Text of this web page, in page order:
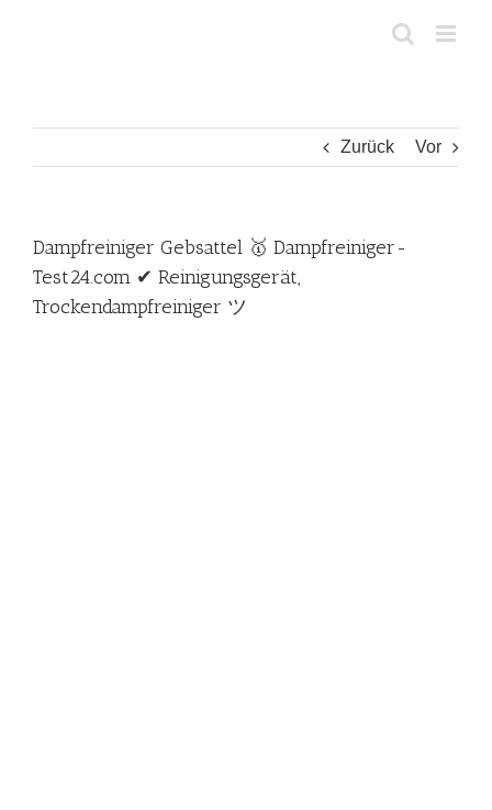
Zurück Vor
Dampfreiniger Gebsattel 🥇 Dampfreiniger-
Test24.com ✔ Reinigungsgerät,
Trockendampfreiniger ツ